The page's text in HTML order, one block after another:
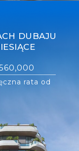
rata od
DUBAJU